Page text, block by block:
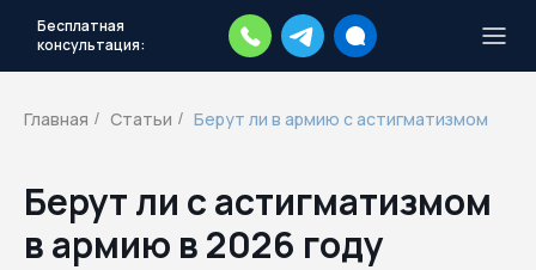
Бесплатная
консультация:
Главная / Статьи / Берут ли в армию с астигматизмом
Берут ли с астигматизмом
в армию в 2026 году
каждый день.
действий